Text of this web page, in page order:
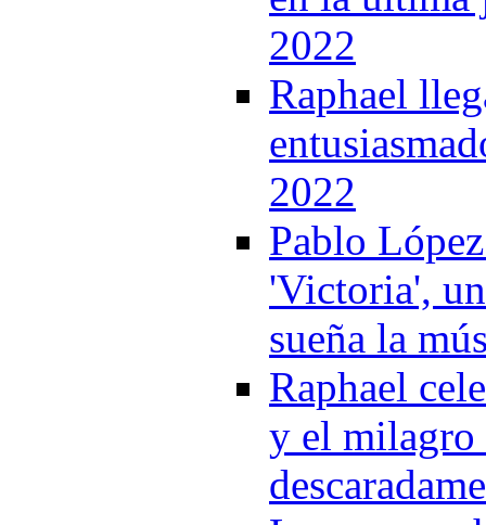
2022
Raphael
2022
Pablo
'Victoria',
sueña la
Raphael
y el milagro